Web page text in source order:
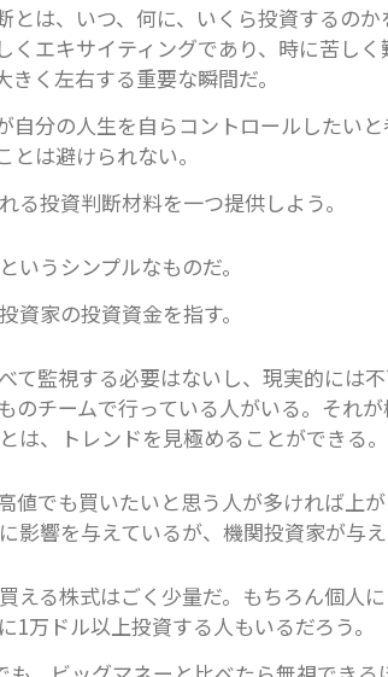
とは、いつ、何に、いくら投資するの
くエキサイティングであり、時に苦し
きく左右する重要な瞬間だ。
自分の人生を自らコントロールしたい
とは避けられない。
る投資判断材料を一つ提供しよう。
いうシンプルなものだ。
資家の投資資金を指す。
て監視する必要はないし、現実的には不
のチームで行っている人がいる。それ
は、トレンドを見極めることができる。
値でも買いたいと思う人が多ければ上
影響を与えているが、機関投資家が与え
える株式はごく少量だ。もちろん個人
1万ドル以上投資する人もいるだろう。